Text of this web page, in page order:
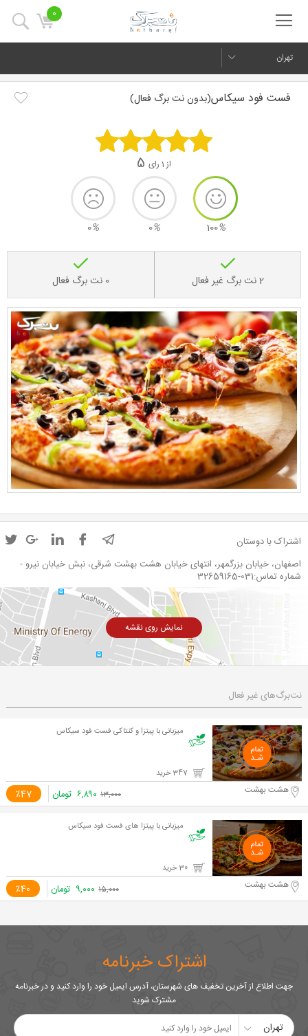
0
تهران
فست فود سیکاس(بدون نت برگ فعال)
از 1 رای 5
100%
0%
0%
2 نت برگ غیر فعال 0 نت برگ فعال
اشتراک با دوستان
اصفهان، خیابان بزرگمهر، انتهای خیابان هشت بهشت شرقی، نبش خیابان نیرو -
شماره تماس:031-32659165
نمایش روی نقشه
نت‌برگ‌های غیر فعال
میزبانی با پیتزا و کنتاکی فست فود سیکاس
٪47 هشت بهشت ۱۳,۰۰۰ ۶,۸۹۰ تومان
میزبانی با پیتزا های فست فود سیکاس
٪40 هشت بهشت ۱۵,۰۰۰ ۹,۰۰۰ تومان
اشتراک خبرنامه
جهت اطلاع از آخرین تخفیف های شهرستان، آدرس ایمیل خود را وارد کنید و در خبرنامه
مشترک شوید
تهران